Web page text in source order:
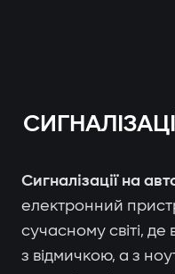
Сигналізації на
електронний
сучасному світі,
з відмичкою, а з